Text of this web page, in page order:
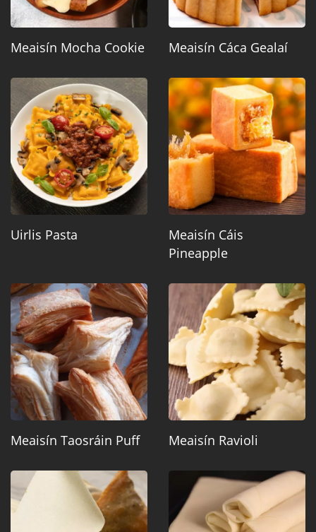
Meaisín Mocha Cookie Meaisín Cáca Gealaí
Uirlis Pasta
Meaisín Cáis
Pineapple
Meaisín Taosráin Puff Meaisín Ravioli